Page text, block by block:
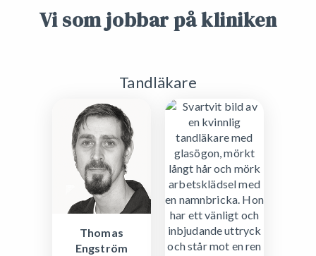
Vi som jobbar på kliniken
Tandläkare
Thomas
Engström